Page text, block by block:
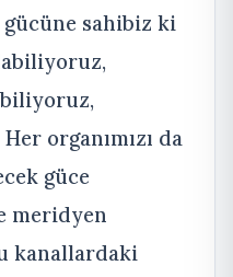
sahibiz ki
organımızı da
güce
meridyen
kanallardaki